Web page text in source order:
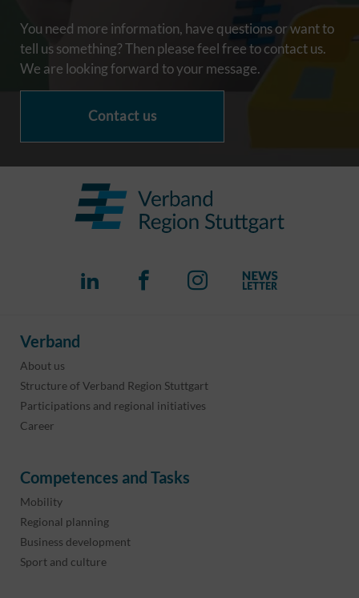
You need more information, have questions or want to
tell us something? Then please feel free to contact us.
We are looking forward to your message.
Contact us
Verband
About us
Structure of Verband Region Stuttgart
Participations and regional initiatives
Career
Competences and Tasks
Mobility
Regional planning
Business development
Sport and culture